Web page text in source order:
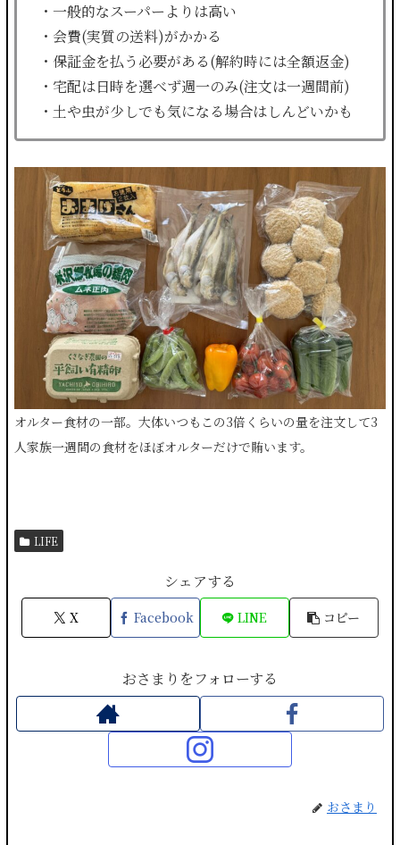
・一般的なスーパーよりは高い
・会費(実質の送料)がかかる
・保証金を払う必要がある(解約時には全額返金)
・宅配は日時を選べず週一のみ(注文は一週間前)
・土や虫が少しでも気になる場合はしんどいかも
オルター食材の一部。大体いつもこの3倍くらいの量を注文して3
人家族一週間の食材をほぼオルターだけで賄います。
LIFE
シェアする
X Facebook LINE コピー
おさまりをフォローする
おさまり